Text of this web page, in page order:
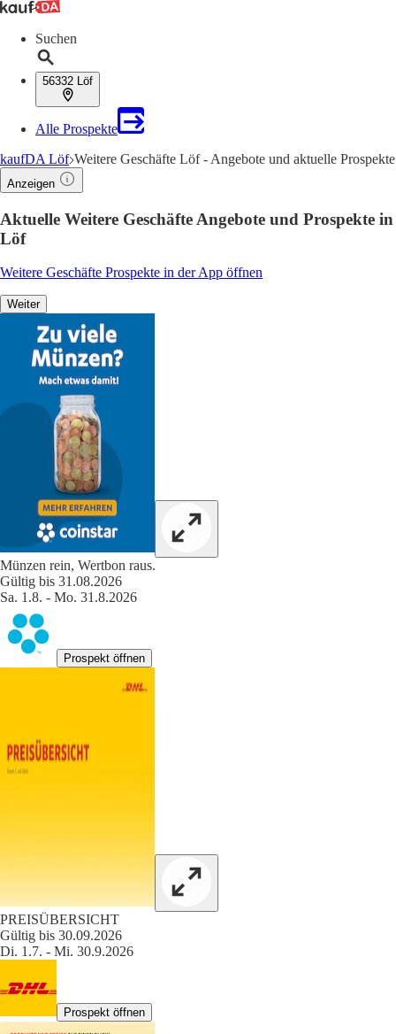
Suchen
56332 Löf
Alle Prospekte
kaufDA Löf Weitere Geschäfte Löf - Angebote und aktuelle Prospekte
Anzeigen
Aktuelle Weitere Geschäfte Angebote und Prospekte in
Löf
Weitere Geschäfte Prospekte in der App öffnen
Weiter
Münzen rein, Wertbon raus.
Gültig bis 31.08.2026
Sa. 1.8. - Mo. 31.8.2026
Prospekt öffnen
PREISÜBERSICHT
Gültig bis 30.09.2026
Di. 1.7. - Mi. 30.9.2026
Prospekt öffnen